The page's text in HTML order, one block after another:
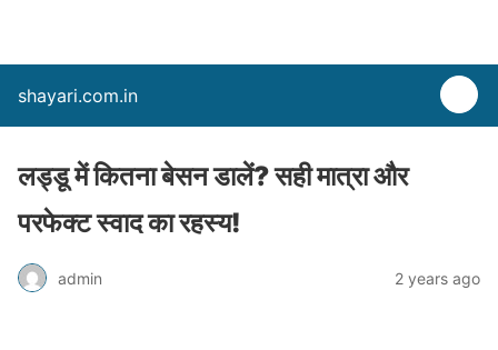
shayari.com.in
लड्डू में कितना बेसन डालें? सही मात्रा और
परफेक्ट स्वाद का रहस्य!
admin 2 years ago